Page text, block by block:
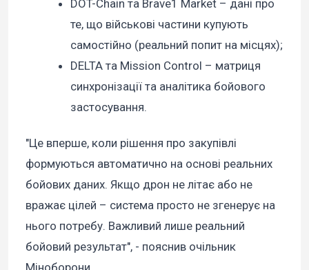
DOT-Chain та Brave1 Market – дані про
те, що військові частини купують
самостійно (реальний попит на місцях);
DELTA та Mission Control – матриця
синхронізації та аналітика бойового
застосування.
"Це вперше, коли рішення про закупівлі
формуються автоматично на основі реальних
бойових даних. Якщо дрон не літає або не
вражає цілей – система просто не згенерує на
нього потребу. Важливий лише реальний
бойовий результат", - пояснив очільник